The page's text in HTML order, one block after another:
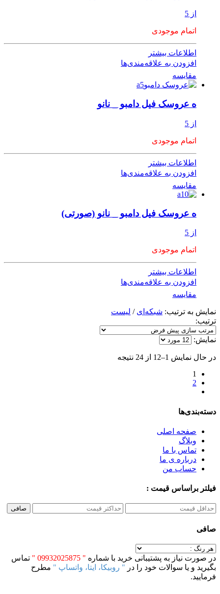
از 5
اتمام موجودی
اطلاعات بیشتر
افزودن به علاقه‌مندی‌ها
مقایسه
ه عروسک فیل دامبو _ نانو
از 5
اتمام موجودی
اطلاعات بیشتر
افزودن به علاقه‌مندی‌ها
مقایسه
ه عروسک فیل دامبو _ نانو (صورتی)
از 5
اتمام موجودی
اطلاعات بیشتر
افزودن به علاقه‌مندی‌ها
مقایسه
نمایش به ترتیب: شبکه‌ای / لیست
ترتیب:
نمایش:
در حال نمایش 1–12 از 24 نتیجه
1
2
دسته‌بندی‌ها
صفحه اصلی
وبلاگ
تماس با ما
درباره ی ما
حساب من
فیلتر براساس قیمت :
صافی
صافی
در صورت نیاز به پشتیبانی خرید با شماره " 09932025875 "
تماس
بگیرید و یا سوالات خود را در " روبیکا، ایتا، واتساپ " مطرح
فرمایید.